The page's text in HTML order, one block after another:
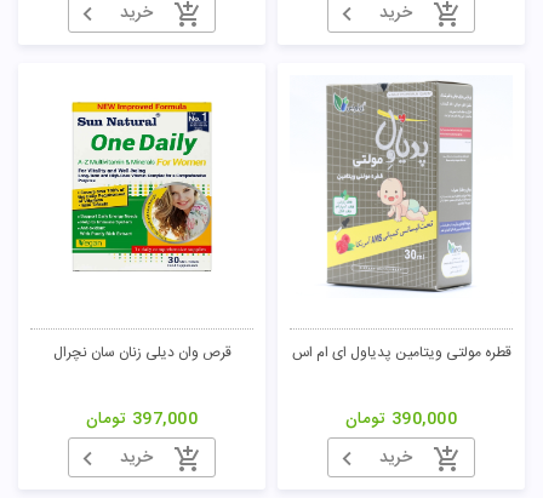
خرید
خرید
قطره مولتی ویتامین پدیاول ای ام اس
390,000 تومان
خرید
قرص وان دیلی زنان سان نچرال
397,000 تومان
خرید